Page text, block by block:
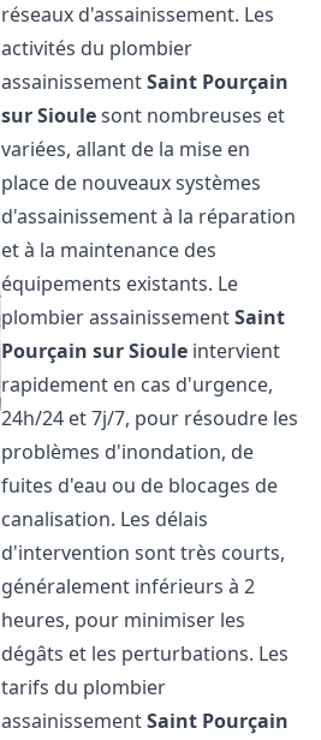
réseaux d'assainissement. Les
activités du plombier
assainissementSaint Pourçain
sur Sioulesont nombreuses et
variées, allant de la mise en
place de nouveaux systèmes
d'assainissement à la réparation
et à la maintenance des
équipements existants. Le
plombier assainissementSaint
Pourçain sur Sioule intervient
rapidement en cas d'urgence,
24h/24 et 7j/7, pour résoudre les
problèmes d'inondation, de
fuites d'eau ou de blocages de
canalisation. Les délais
d'intervention sont très courts,
généralement inférieurs à 2
heures, pour minimiser les
dégâts et les perturbations. Les
tarifs du plombier
assainissementSaint Pourçain